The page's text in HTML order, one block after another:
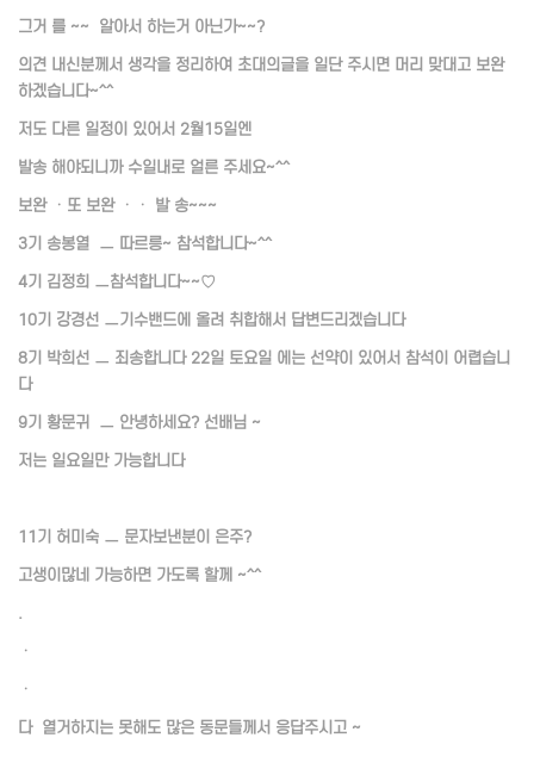
그거 를 ~~ 알아서 하는거 아닌가~~?
의견 내신분께서 생각을 정리하여 초대의글을 일단 주시면 머리 맞대고 보완
하겠습니다~^^
저도 다른 일정이 있어서 2월15일엔
발송 해야되니까 수일내로 얼른 주세요~^^
보완 ㆍ또 보완 ㆍㆍ 발 송~~~
3기 송봉열 ㅡ 따르릉~ 참석합니다~^^
4기 김정희 ㅡ참석합니다~~♡
10기 강경선 ㅡ기수밴드에 올려 취합해서 답변드리겠습니다
8기 박희선 ㅡ 죄송합니다 22일 토요일 에는 선약이 있어서 참석이 어렵습니
다
9기 황문귀 ㅡ 안녕하세요? 선배님 ~
저는 일요일만 가능합니다
11기 허미숙 ㅡ 문자보낸분이 은주?
고생이많네 가능하면 가도록 할께 ~^^
.
ㆍ
ㆍ
다 열거하지는 못해도 많은 동문들께서 응답주시고 ~